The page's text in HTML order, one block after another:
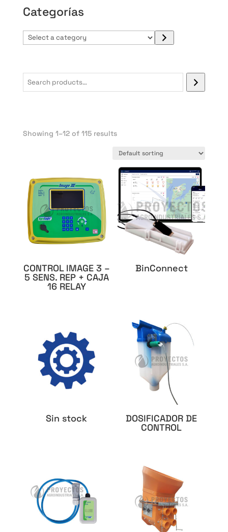
Categorías
Select
a
Showing 1–12 of 115 results
CONTROL IMAGE 3 –
5 SENS. REP + CAJA
16 RELAY
BinConnect
Sin stock DOSIFICADOR DE
CONTROL